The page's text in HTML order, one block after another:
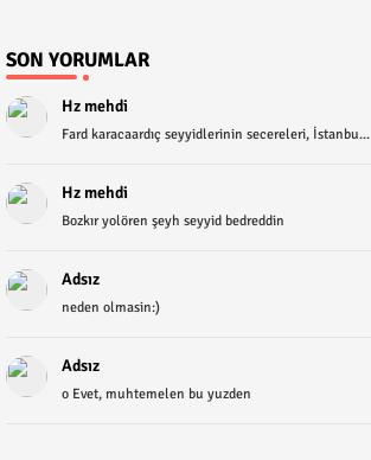
SON YORUMLAR
Hz mehdi
Fard karacaardıç seyyidlerinin secereleri, İstanbu...
Hz mehdi
Bozkır yolören şeyh seyyid bedreddin
Adsız
neden olmasin:)
Adsız
o Evet, muhtemelen bu yuzden